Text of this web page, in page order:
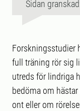
Sidan
Forskningsstudier
full träning rör sig
utreds för lindriga
bedöma om
ont eller om